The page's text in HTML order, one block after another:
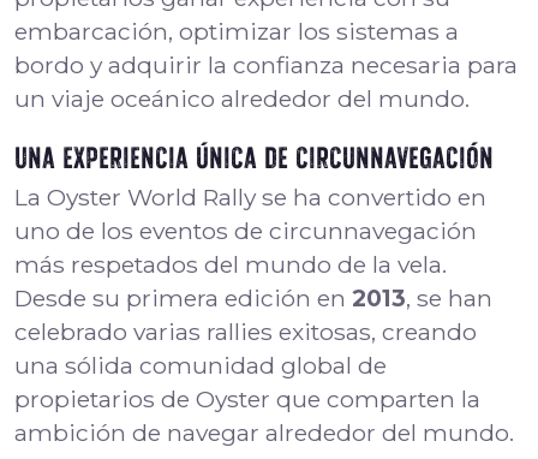
embarcación, optimizar los sistemas a
bordo y adquirir la confianza necesaria para
un viaje oceánico alrededor del mundo.
Una experiencia única de circunnavegación
La Oyster World Rally se ha convertido en
uno de los eventos de circunnavegación
más respetados del mundo de la vela.
Desde su primera edición en 2013, se han
celebrado varias rallies exitosas, creando
una sólida comunidad global de
propietarios de Oyster que comparten la
ambición de navegar alrededor del mundo.